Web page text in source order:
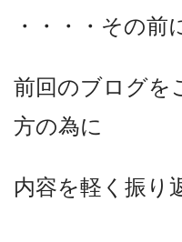
・・・・その前
前回のブログを
方の為に
内容を軽く振り